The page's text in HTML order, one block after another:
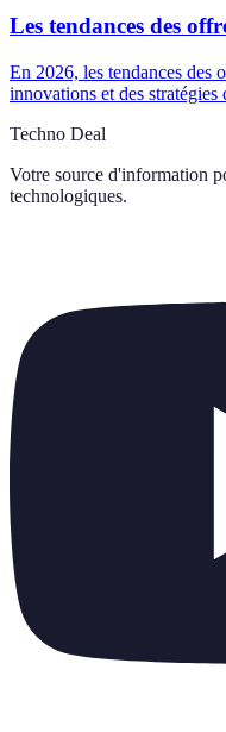
Les tendances des
En 2026, les tendances des
innovations et des stratégies
Techno Deal
Votre source d'information
technologiques.